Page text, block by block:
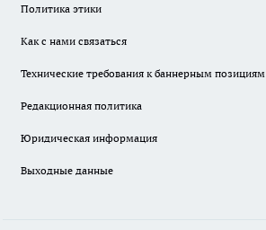
Политика этики
Как с нами связаться
Технические требования к баннерным позициям
Редакционная политика
Юридическая информация
Выходные данные